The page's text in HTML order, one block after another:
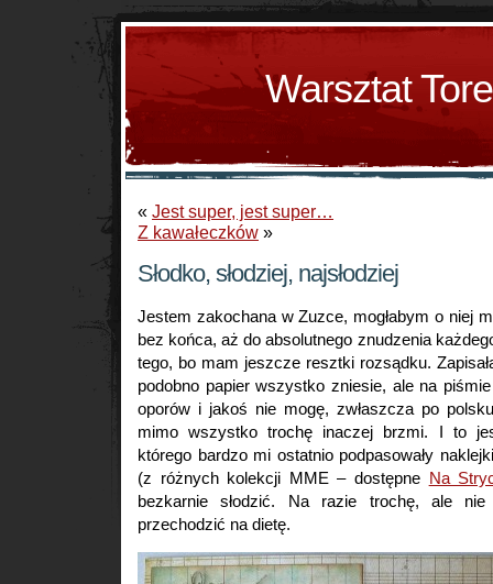
Warsztat
« Jest super, jest super…
Z kawałeczków »
Słodko, słodziej, najsłodziej
Jestem zakochana w Zuzce, mogłabym o niej
bez końca, aż do absolutnego znudzenia
tego, bo mam jeszcze resztki rozsądku.
podobno papier wszystko zniesie, ale na
oporów i jakoś nie mogę, zwłaszcza po
mimo wszystko trochę inaczej brzmi. I to
którego bardzo mi ostatnio podpasowały
(z różnych kolekcji MME – dostępne Na
bezkarnie słodzić. Na razie trochę, ale nie
przechodzić na dietę.